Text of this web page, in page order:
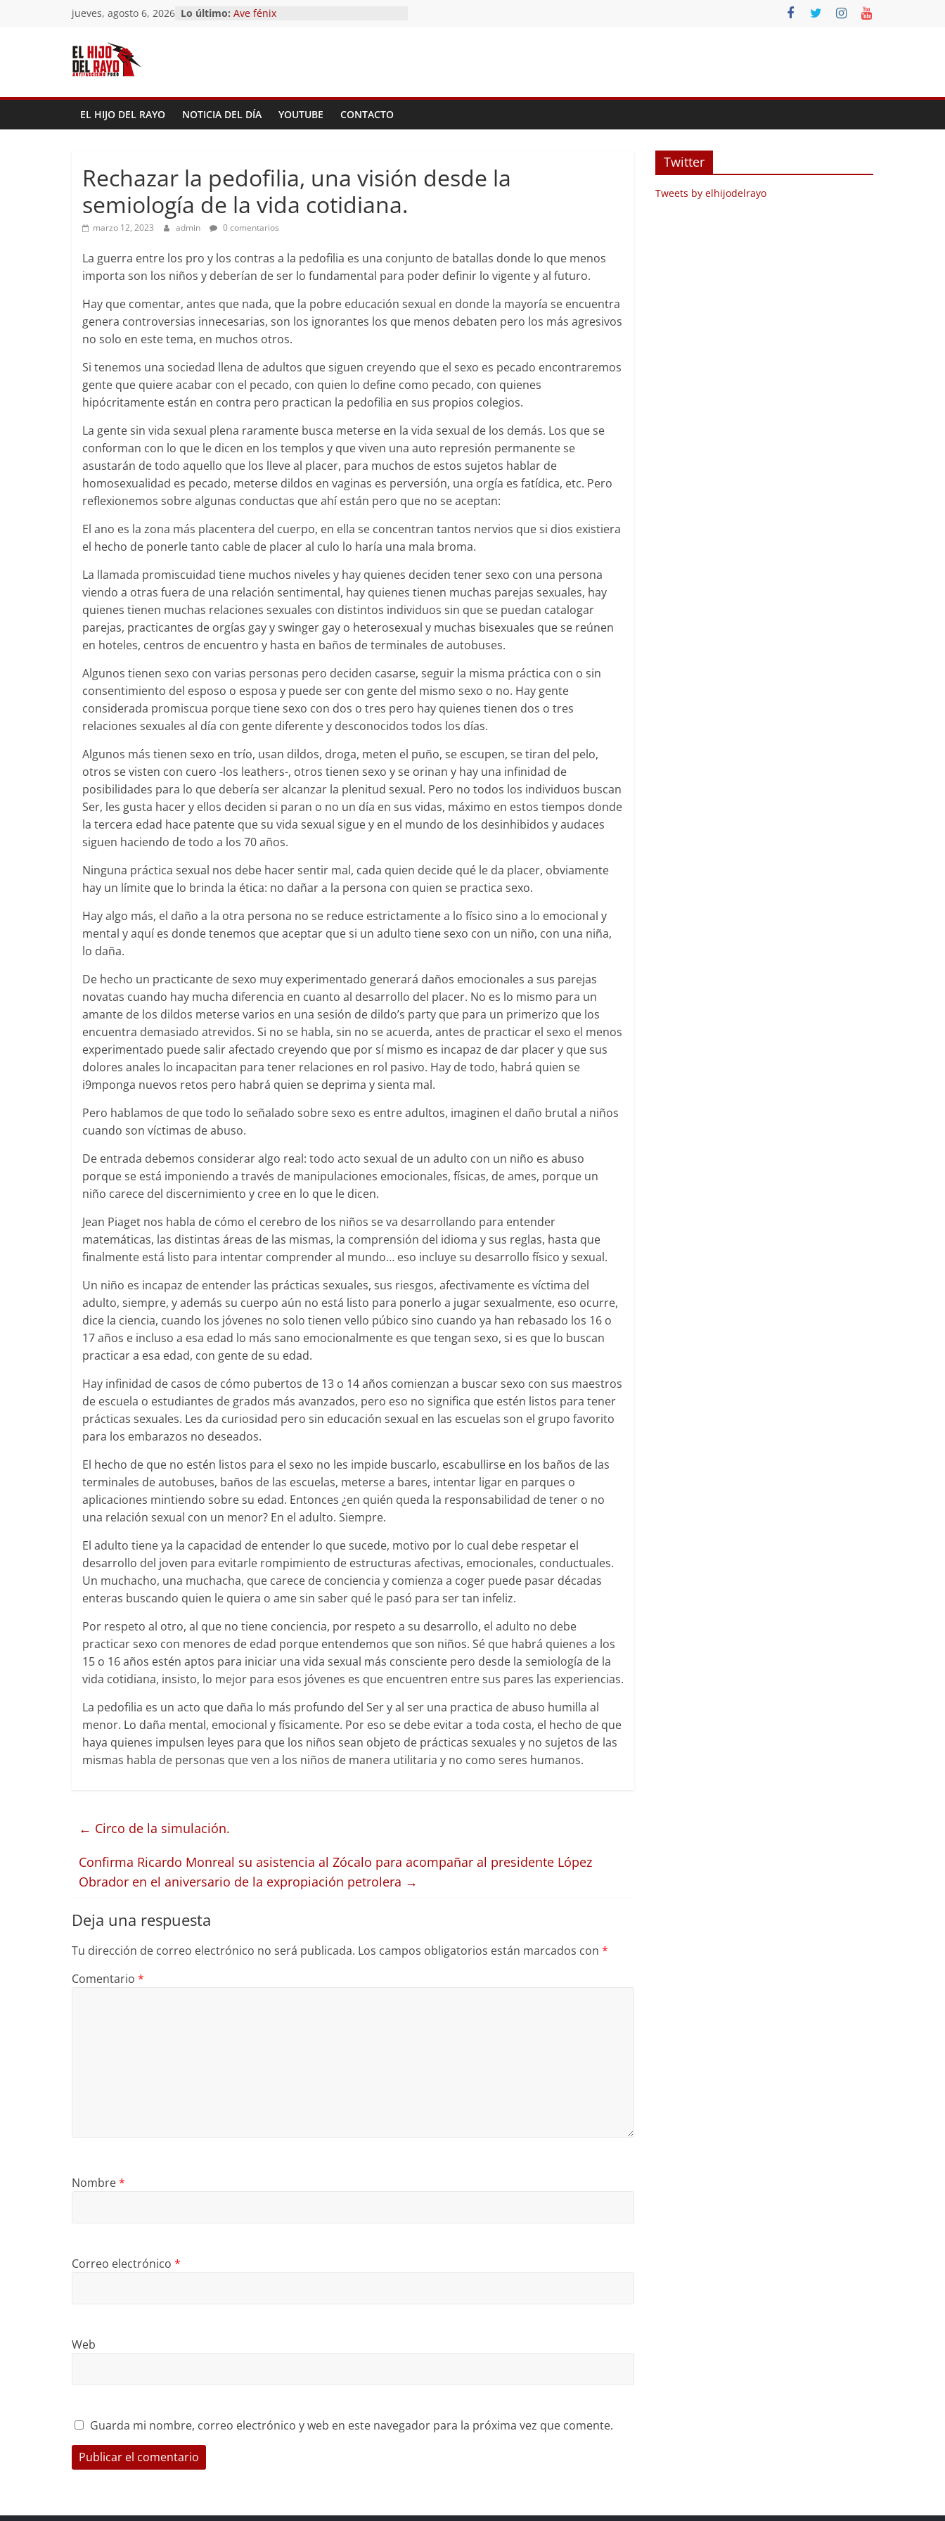
jueves, agosto 6, 2026 Lo último: Pandemonium)
EL HIJO DEL RAYO NOTICIA DEL DÍA YOUTUBE CONTACTO
Rechazar la pedofilia, una visión desde la
semiología de la vida cotidiana.
marzo 12, 2023 admin 0 comentarios
La guerra entre los pro y los contras a la pedofilia es una conjunto de batallas donde lo que menos
importa son los niños y deberían de ser lo fundamental para poder definir lo vigente y al futuro.
Hay que comentar, antes que nada, que la pobre educación sexual en donde la mayoría se encuentra
genera controversias innecesarias, son los ignorantes los que menos debaten pero los más agresivos
no solo en este tema, en muchos otros.
Si tenemos una sociedad llena de adultos que siguen creyendo que el sexo es pecado encontraremos
gente que quiere acabar con el pecado, con quien lo define como pecado, con quienes
hipócritamente están en contra pero practican la pedofilia en sus propios colegios.
La gente sin vida sexual plena raramente busca meterse en la vida sexual de los demás. Los que se
conforman con lo que le dicen en los templos y que viven una auto represión permanente se
asustarán de todo aquello que los lleve al placer, para muchos de estos sujetos hablar de
homosexualidad es pecado, meterse dildos en vaginas es perversión, una orgía es fatídica, etc. Pero
reflexionemos sobre algunas conductas que ahí están pero que no se aceptan:
El ano es la zona más placentera del cuerpo, en ella se concentran tantos nervios que si dios existiera
el hecho de ponerle tanto cable de placer al culo lo haría una mala broma.
La llamada promiscuidad tiene muchos niveles y hay quienes deciden tener sexo con una persona
viendo a otras fuera de una relación sentimental, hay quienes tienen muchas parejas sexuales, hay
quienes tienen muchas relaciones sexuales con distintos individuos sin que se puedan catalogar
parejas, practicantes de orgías gay y swinger gay o heterosexual y muchas bisexuales que se reúnen
en hoteles, centros de encuentro y hasta en baños de terminales de autobuses.
Algunos tienen sexo con varias personas pero deciden casarse, seguir la misma práctica con o sin
consentimiento del esposo o esposa y puede ser con gente del mismo sexo o no. Hay gente
considerada promiscua porque tiene sexo con dos o tres pero hay quienes tienen dos o tres
relaciones sexuales al día con gente diferente y desconocidos todos los días.
Algunos más tienen sexo en trío, usan dildos, droga, meten el puño, se escupen, se tiran del pelo,
otros se visten con cuero -los leathers-, otros tienen sexo y se orinan y hay una infinidad de
posibilidades para lo que debería ser alcanzar la plenitud sexual. Pero no todos los individuos buscan
Ser, les gusta hacer y ellos deciden si paran o no un día en sus vidas, máximo en estos tiempos donde
la tercera edad hace patente que su vida sexual sigue y en el mundo de los desinhibidos y audaces
siguen haciendo de todo a los 70 años.
Ninguna práctica sexual nos debe hacer sentir mal, cada quien decide qué le da placer, obviamente
hay un límite que lo brinda la ética: no dañar a la persona con quien se practica sexo.
Hay algo más, el daño a la otra persona no se reduce estrictamente a lo físico sino a lo emocional y
mental y aquí es donde tenemos que aceptar que si un adulto tiene sexo con un niño, con una niña,
lo daña.
De hecho un practicante de sexo muy experimentado generará daños emocionales a sus parejas
novatas cuando hay mucha diferencia en cuanto al desarrollo del placer. No es lo mismo para un
amante de los dildos meterse varios en una sesión de dildo’s party que para un primerizo que los
encuentra demasiado atrevidos. Si no se habla, sin no se acuerda, antes de practicar el sexo el menos
experimentado puede salir afectado creyendo que por sí mismo es incapaz de dar placer y que sus
dolores anales lo incapacitan para tener relaciones en rol pasivo. Hay de todo, habrá quien se
i9mponga nuevos retos pero habrá quien se deprima y sienta mal.
Pero hablamos de que todo lo señalado sobre sexo es entre adultos, imaginen el daño brutal a niños
cuando son víctimas de abuso.
De entrada debemos considerar algo real: todo acto sexual de un adulto con un niño es abuso
porque se está imponiendo a través de manipulaciones emocionales, físicas, de ames, porque un
niño carece del discernimiento y cree en lo que le dicen.
Jean Piaget nos habla de cómo el cerebro de los niños se va desarrollando para entender
matemáticas, las distintas áreas de las mismas, la comprensión del idioma y sus reglas, hasta que
finalmente está listo para intentar comprender al mundo… eso incluye su desarrollo físico y sexual.
Un niño es incapaz de entender las prácticas sexuales, sus riesgos, afectivamente es víctima del
adulto, siempre, y además su cuerpo aún no está listo para ponerlo a jugar sexualmente, eso ocurre,
dice la ciencia, cuando los jóvenes no solo tienen vello púbico sino cuando ya han rebasado los 16 o
17 años e incluso a esa edad lo más sano emocionalmente es que tengan sexo, si es que lo buscan
practicar a esa edad, con gente de su edad.
Hay infinidad de casos de cómo pubertos de 13 o 14 años comienzan a buscar sexo con sus maestros
de escuela o estudiantes de grados más avanzados, pero eso no significa que estén listos para tener
prácticas sexuales. Les da curiosidad pero sin educación sexual en las escuelas son el grupo favorito
para los embarazos no deseados.
El hecho de que no estén listos para el sexo no les impide buscarlo, escabullirse en los baños de las
terminales de autobuses, baños de las escuelas, meterse a bares, intentar ligar en parques o
aplicaciones mintiendo sobre su edad. Entonces ¿en quién queda la responsabilidad de tener o no
una relación sexual con un menor? En el adulto. Siempre.
El adulto tiene ya la capacidad de entender lo que sucede, motivo por lo cual debe respetar el
desarrollo del joven para evitarle rompimiento de estructuras afectivas, emocionales, conductuales.
Un muchacho, una muchacha, que carece de conciencia y comienza a coger puede pasar décadas
enteras buscando quien le quiera o ame sin saber qué le pasó para ser tan infeliz.
Por respeto al otro, al que no tiene conciencia, por respeto a su desarrollo, el adulto no debe
practicar sexo con menores de edad porque entendemos que son niños. Sé que habrá quienes a los
15 o 16 años estén aptos para iniciar una vida sexual más consciente pero desde la semiología de la
vida cotidiana, insisto, lo mejor para esos jóvenes es que encuentren entre sus pares las experiencias.
La pedofilia es un acto que daña lo más profundo del Ser y al ser una practica de abuso humilla al
menor. Lo daña mental, emocional y físicamente. Por eso se debe evitar a toda costa, el hecho de que
haya quienes impulsen leyes para que los niños sean objeto de prácticas sexuales y no sujetos de las
mismas habla de personas que ven a los niños de manera utilitaria y no como seres humanos.
← Circo de la simulación.
Confirma Ricardo Monreal su asistencia al Zócalo para acompañar al presidente López
Obrador en el aniversario de la expropiación petrolera →
Deja una respuesta
Tu dirección de correo electrónico no será publicada. Los campos obligatorios están marcados con *
Comentario *
Nombre*
Correo electrónico *
Web
Guarda mi nombre, correo electrónico y web en este navegador para la próxima vez que comente.
Twitter
Tweets by elhijodelrayo